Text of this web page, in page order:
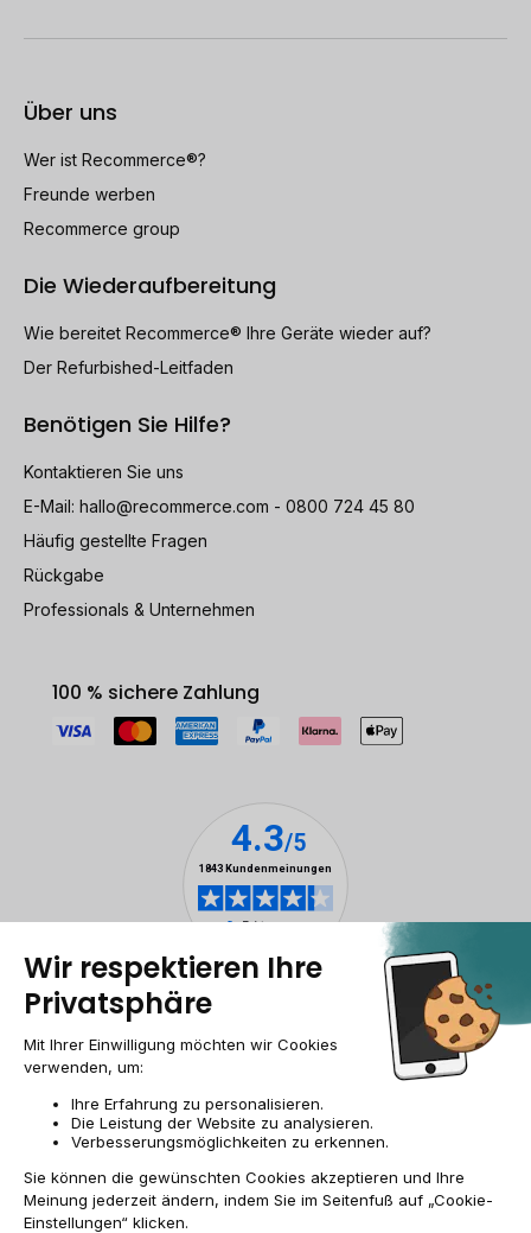
Über uns
Wer ist Recommerce®?
Freunde werben
Recommerce group
Die Wiederaufbereitung
Wie bereitet Recommerce® Ihre Geräte wieder auf?
Der Refurbished-Leitfaden
Benötigen Sie Hilfe?
Kontaktieren Sie uns
E-Mail: hallo@recommerce.com - 0800 724 45 80
Häufig gestellte Fragen
Rückgabe
Professionals & Unternehmen
100 % sichere Zahlung
Impressum & ANB Allgemeine GeschäftsbedingungenCookies
Personenbezogener datenBarrierefreiheit
© 2009-2026 RECOMMERCE - Alle Rechte vorbehalten.